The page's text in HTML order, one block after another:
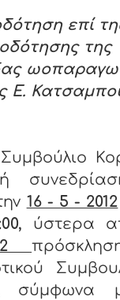
επί
της
Ε.
16 - 5 - 2012
ύστερα
σύμφωνα